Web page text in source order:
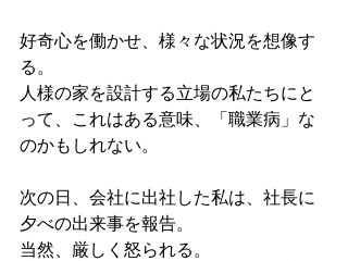
好奇心を働かせ、様々な状況を想像す
る。
人様の家を設計する立場の私たちにと
って、これはある意味、「職業病」な
のかもしれない。
次の日、会社に出社した私は、社長に
夕べの出来事を報告。
当然、厳しく怒られる。